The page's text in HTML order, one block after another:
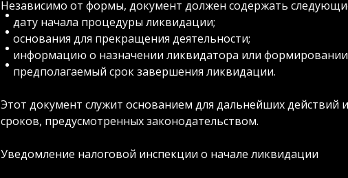
Независимо от формы, документ должен содержать
дату начала процедуры ликвидации;
основания для прекращения деятельности;
информацию о назначении ликвидатора или
предполагаемый срок завершения ликвидации.
Этот документ служит основанием для дальнейших действий
сроков, предусмотренных законодательством.
Уведомление налоговой инспекции о начале ликвидации